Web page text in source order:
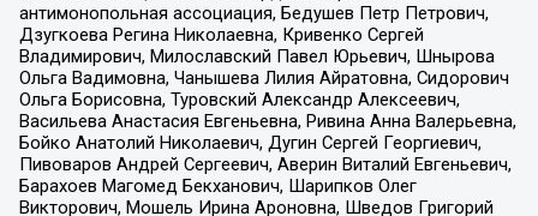
антимонопольная ассоциация, Бедушев Петр Петрович,
Дзугкоева Регина Николаевна, Кривенко Сергей
Владимирович, Милославский Павел Юрьевич, Шнырова
Ольга Вадимовна, Чанышева Лилия Айратовна, Сидорович
Ольга Борисовна, Туровский Александр Алексеевич,
Васильева Анастасия Евгеньевна, Ривина Анна Валерьевна,
Бойко Анатолий Николаевич, Дугин Сергей Георгиевич,
Пивоваров Андрей Сергеевич, Аверин Виталий Евгеньевич,
Барахоев Магомед Бекханович, Шарипков Олег
Викторович, Мошель Ирина Ароновна, Шведов Григорий